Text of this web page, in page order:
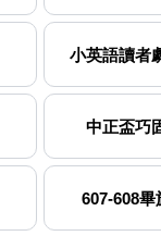
小英語讀者
中正盃巧
607-608畢